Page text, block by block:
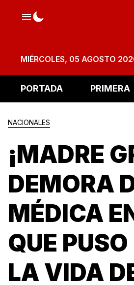
MIÉRCOLES, 05 AGOSTO
PORTADA PRIMERA
NACIONALES
¡MADRE
DEMORA
MÉDICA
QUE
LA VIDA